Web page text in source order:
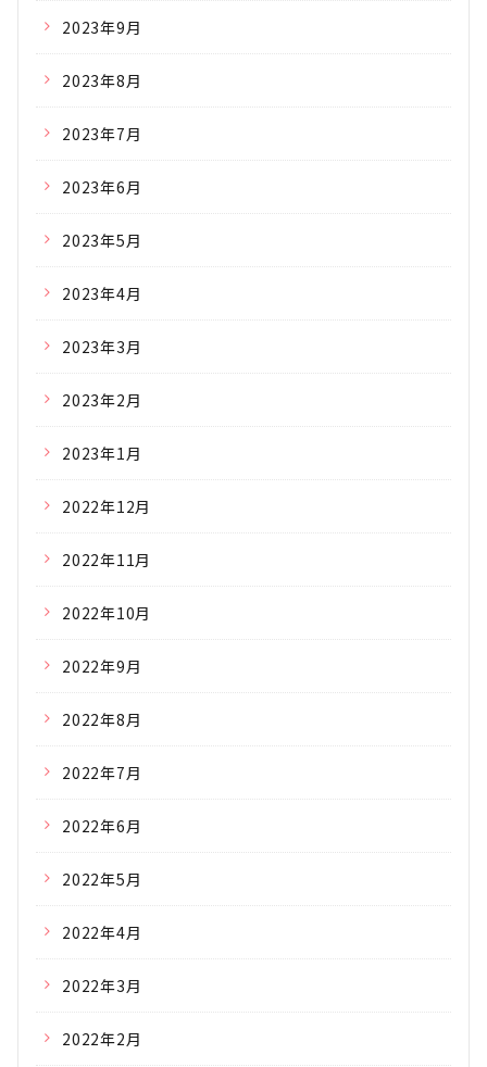
2023年9月
2023年8月
2023年7月
2023年6月
2023年5月
2023年4月
2023年3月
2023年2月
2023年1月
2022年12月
2022年11月
2022年10月
2022年9月
2022年8月
2022年7月
2022年6月
2022年5月
2022年4月
2022年3月
2022年2月